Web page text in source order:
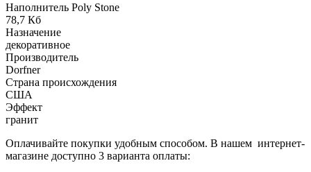
Наполнитель Poly Stone
78,7 Кб
Назначение
декоративное
Производитель
Dorfner
Страна происхождения
США
Эффект
гранит
Оплачивайте покупки удобным способом. В нашем интернет-
магазине доступно 3 варианта оплаты: